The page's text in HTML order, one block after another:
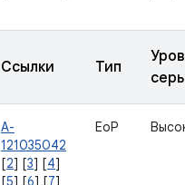
Ссылки Тип
A-
121035042
[2] [3] [4]
[5] [6] [7]
EoP